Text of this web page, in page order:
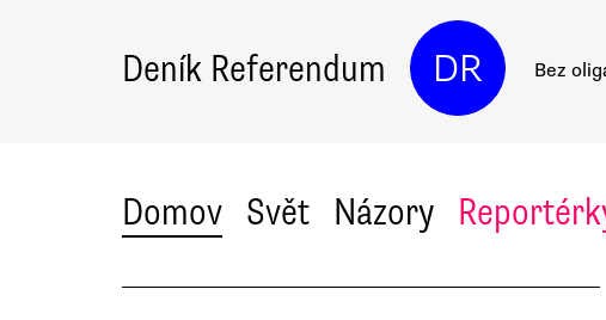
Deník Referendum DR Bez
Domov Svět Názory